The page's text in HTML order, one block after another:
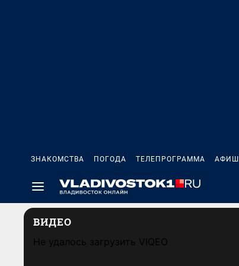
ЗНАКОМСТВА ПОГОДА ТЕЛЕПРОГРАММА
ВИДЕО
Не удалось загрузить VIQEO